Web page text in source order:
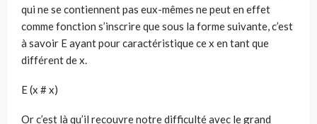
qui ne se contiennent pas eux-mêmes ne peut en effet
comme fonction s’inscrire que sous la forme suivante, c’est
à savoir E ayant pour caractéristique ce x en tant que
différent de x.
E (x # x)
Or c’est là qu’il recouvre notre difficulté avec le grand